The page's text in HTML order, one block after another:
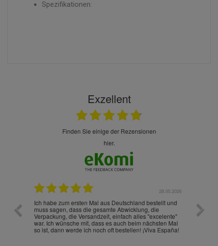
Spezifikationen:
Exzellent
finden Sie einige der Rezensionen
hier.
28.05.2026
Ich habe zum ersten Mal aus Deutschland bestellt und
muss sagen, dass die gesamte Abwicklung, die
Verpackung, die Versandzeit, einfach alles "excelente"
war. Ich wünsche mit, dass es auch beim nächsten Mal
so ist, dann werde ich noch oft bestellen! ¡Viva España!
Die
gut
ist